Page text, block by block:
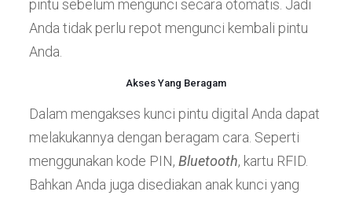
pintu sebelum mengunci secara otomatis. Jadi
Anda tidak perlu repot mengunci kembali pintu
Anda.
Akses Yang Beragam
Dalam mengakses kunci pintu digital Anda dapat
melakukannya dengan beragam cara. Seperti
menggunakan kode PIN, Bluetooth, kartu RFID.
Bahkan Anda juga disediakan anak kunci yang